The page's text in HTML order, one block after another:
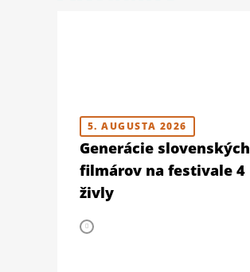
5. AUGUSTA 2026
Generácie slovenských
filmárov na festivale 4
živly